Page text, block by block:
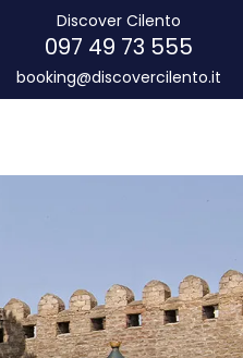
Discover Cilento
097 49 73 555
booking@discovercilento.it